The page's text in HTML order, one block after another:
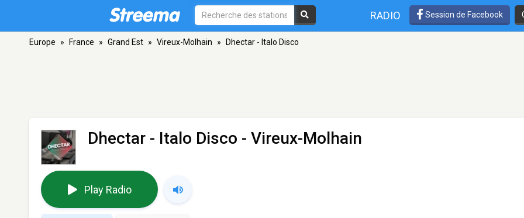
RADIO Session de Facebook
Europe » France » Grand Est » Vireux-Molhain » Dhectar - Italo Disco
Dhectar - Italo Disco - Vireux-Molhain
Play Radio